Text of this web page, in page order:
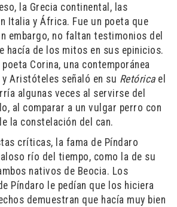
la Grecia continental, las
Italia y África. Fue un poeta que
embargo, no faltan testimonios del
hacía de los mitos en sus epinicios.
Corina, una contemporánea
Aristóteles señaló en su Retóricael
algunas veces al servirse del
al comparar a un vulgar perro con
la constelación del can.
críticas, la fama de Píndaro
río del tiempo, como la de su
nativos de Beocia. Los
Píndaro le pedían que los hiciera
demuestran que hacía muy bien